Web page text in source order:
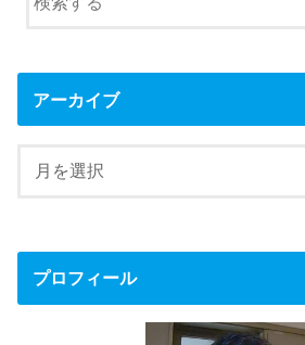
アーカイブ
プロフィール